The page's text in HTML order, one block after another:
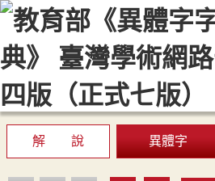
::: 最新消息 常見問題 編輯說明
顯示模式
網站導覽
解 說 異體字